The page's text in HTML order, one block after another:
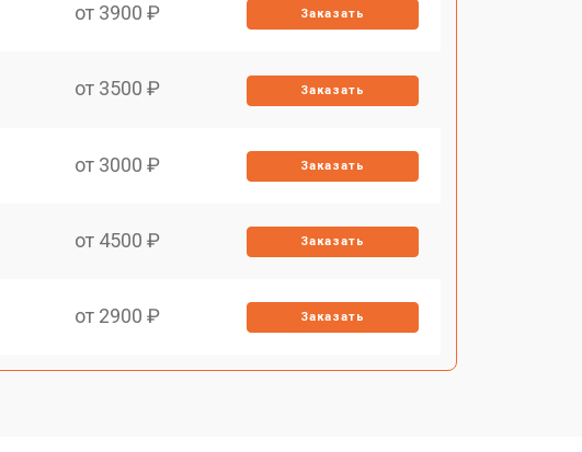
от 3900 ₽ Заказать
от 3500 ₽ Заказать
от 3000 ₽ Заказать
от 4500 ₽ Заказать
от 2900 ₽ Заказать